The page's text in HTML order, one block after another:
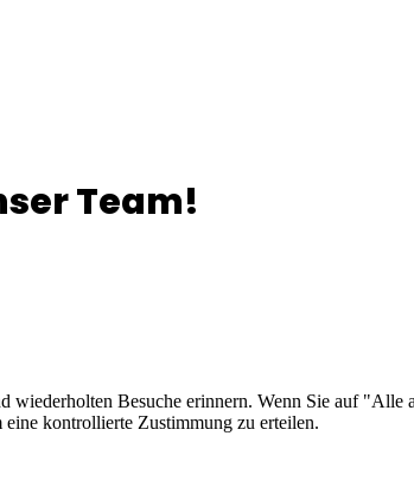
Team!
wiederholten Besuche erinnern. Wenn Sie auf "Alle
kontrollierte Zustimmung zu erteilen.